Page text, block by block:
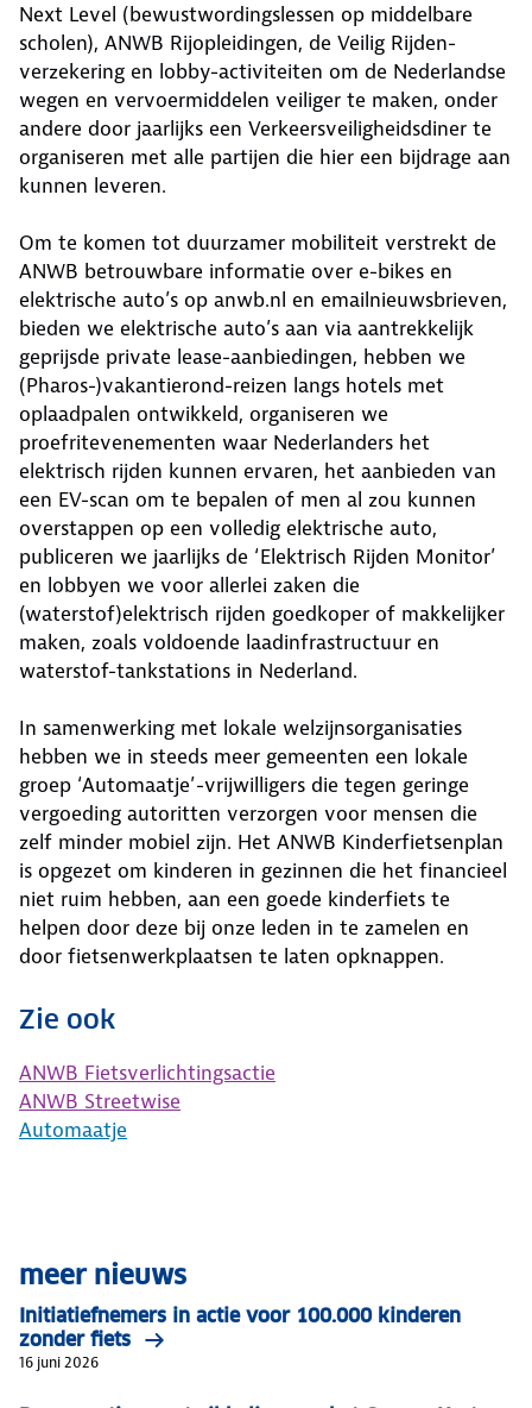
Next Level (bewustwordingslessen op middelbare
scholen), ANWB Rijopleidingen, de Veilig Rijden-
verzekering en lobby-activiteiten om de Nederlandse
wegen en vervoermiddelen veiliger te maken, onder
andere door jaarlijks een Verkeersveiligheidsdiner te
organiseren met alle partijen die hier een bijdrage aan
kunnen leveren.
Om te komen tot duurzamer mobiliteit verstrekt de
ANWB betrouwbare informatie over e-bikes en
elektrische auto’s op anwb.nl en emailnieuwsbrieven,
bieden we elektrische auto’s aan via aantrekkelijk
geprijsde private lease-aanbiedingen, hebben we
(Pharos-)vakantierond-reizen langs hotels met
oplaadpalen ontwikkeld, organiseren we
proefritevenementen waar Nederlanders het
elektrisch rijden kunnen ervaren, het aanbieden van
een EV-scan om te bepalen of men al zou kunnen
overstappen op een volledig elektrische auto,
publiceren we jaarlijks de ‘Elektrisch Rijden Monitor’
en lobbyen we voor allerlei zaken die
(waterstof)elektrisch rijden goedkoper of makkelijker
maken, zoals voldoende laadinfrastructuur en
waterstof-tankstations in Nederland.
In samenwerking met lokale welzijnsorganisaties
hebben we in steeds meer gemeenten een lokale
groep ‘Automaatje’-vrijwilligers die tegen geringe
vergoeding autoritten verzorgen voor mensen die
zelf minder mobiel zijn. Het ANWB Kinderfietsenplan
is opgezet om kinderen in gezinnen die het financieel
niet ruim hebben, aan een goede kinderfiets te
helpen door deze bij onze leden in te zamelen en
door fietsenwerkplaatsen te laten opknappen.
Zie ook
ANWB Fietsverlichtingsactie
ANWB Streetwise
Automaatje
meer nieuws
Initiatiefnemers in actie voor 100.000 kinderen
zonder fiets
16 juni 2026